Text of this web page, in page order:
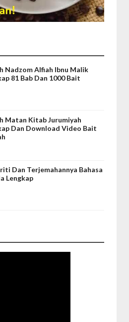
Nadzom Alfiah Ibnu Malik
81 Bab Dan 1000 Bait
Matan Kitab Jurumiyah
Dan Download Video Bait
Dan Terjemahannya Bahasa
Lengkap